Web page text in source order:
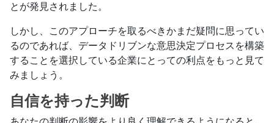
とが発見されました。
しかし、このアプローチを取るべきかまだ疑問に思ってい
るのであれば、データドリブンな意思決定プロセスを構築
することを選択している企業にとっての利点をもっと見て
みましょう。
自信を持った判断